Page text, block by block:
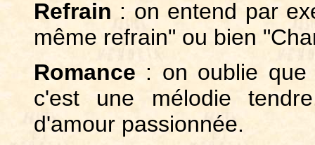
Refrain : on entend par
même refrain" ou bien
Romance : on oublie que
c'est une mélodie
d'amour passionnée.